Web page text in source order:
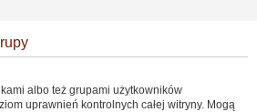
albo też grupami użytkowników
uprawnień kontrolnych całej witryny. Mogą